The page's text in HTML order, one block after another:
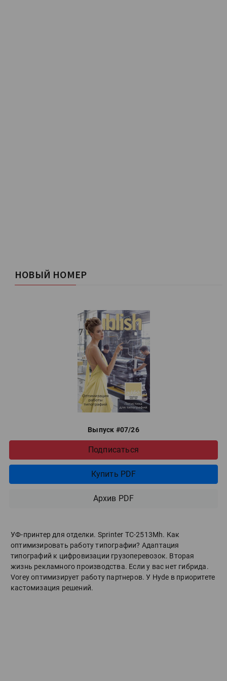
НОВЫЙ НОМЕР
Выпуск #07/26
Подписаться
Купить PDF
Архив PDF
УФ-принтер для отделки. Sprinter ТС-2513Mh. Как
оптимизировать работу типографии? Адаптация
типографий к цифровизации грузоперевозок. Вторая
жизнь рекламного производства. Если у вас нет гибрида.
Vorey оптимизирует работу партнеров. У Hyde в приоритете
кастомизация решений.